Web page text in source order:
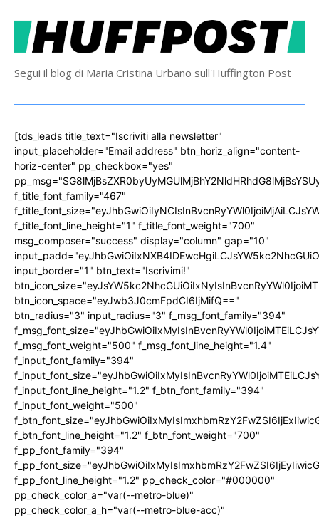
Segui il blog di Maria Cristina Urbano sull'Huffington Post
[tds_leads title_text="Iscriviti alla newsletter"
input_placeholder="Email address" btn_horiz_align="content-
horiz-center" pp_checkbox="yes"
f_title_font_family="467"
f_title_font_line_height="1" f_title_font_weight="700"
msg_composer="success" display="column" gap="10"
input_border="1" btn_text="Iscrivimi!"
btn_icon_space="eyJwb3J0cmFpdCI6IjMifQ=="
btn_radius="3" input_radius="3" f_msg_font_family="394"
f_msg_font_weight="500" f_msg_font_line_height="1.4"
f_input_font_family="394"
f_input_font_line_height="1.2" f_btn_font_family="394"
f_input_font_weight="500"
f_btn_font_line_height="1.2" f_btn_font_weight="700"
f_pp_font_family="394"
f_pp_font_line_height="1.2" pp_check_color="#000000"
pp_check_color_a="var(--metro-blue)"
pp_check_color_a_h="var(--metro-blue-acc)"